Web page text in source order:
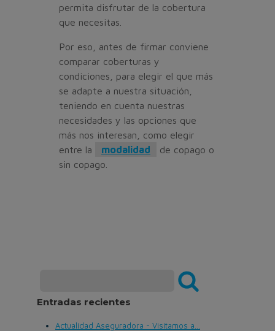
permita disfrutar de la cobertura
que necesitas.
Por eso, antes de firmar conviene
comparar coberturas y
condiciones, para elegir el que más
se adapte a nuestra situación,
teniendo en cuenta nuestras
necesidades y las opciones que
más nos interesan, como elegir
entre la
modalidad
de copago o
sin copago.
Entradas recientes
Actualidad Aseguradora - Visitamos a...